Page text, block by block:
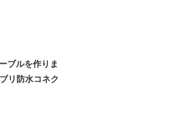
ブルを作りま
リ防水コネク